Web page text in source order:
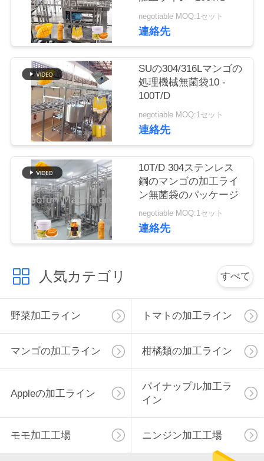
旅
管
達
に
連
絡
な
さ
い
negotiable MOQ:1セット
連絡先
SUの304/316Lマンゴの
処理機械無菌袋10 -
100T/D
negotiable MOQ:1セット
連絡先
10T/D 304ステンレス
鋼のマンゴの加工ライ
ン無菌袋のパッケージ
negotiable MOQ:1セット
連絡先
人気カテゴリ すべて
野菜加工ライン トマトの加工ライン
マンゴの加工ライン 柑橘類の加工ライン
Appleの加工ライン
パイナップル加工ラ
イン
モモ加工工場 ニンジン加工工場